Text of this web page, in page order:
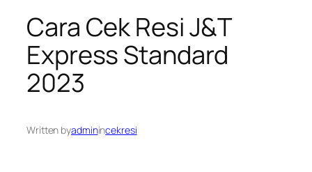
Cara Cek Resi J&T
Express Standard
2023
Written byadminincekresi